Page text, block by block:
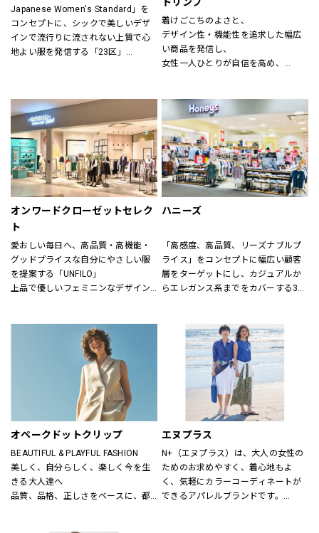
ー(NATURAL LAUNDRY)、グリン
(grin)、トリッペン（trippen）、カン
ペール（CAMPER）、ユウコイマニ
シ（yuko imanishi+）、ボンメゾン
レドラン（CLEDRAN）、アンパサン
ド（Ampersand）、ヒラメキ
（HIRAMEKI）、ビュレ
（BEAURE）、ポンタタ
（POMTATA）、カンポマッジ
（CAMPOMAGGI）、ラノジュエリー
（Lano）、コズリ（Causerie）、サ
ンリット（Sunlit）、タビトジュエリ
(Mallet)
Japanese Women's Standard」を
コンセプトに、シックで美しいデザ
インで流行りに流されない上質で心
地よい服を発信する「23区」
進化し続ける伝統を原点に、常に時
代性にマッチした「ネクスト・トラ
ッド」のライフスタイルを提案する
「J.PRESS」
公式オンラインストア「ONWARD
CROSSET」でお選びいただいた商品
を取り寄せて、店舗にてご試着、ご
購入いただける「クリック&トライ」
着けごこちのよさと、
デザイン性・機能性を追求した幅広
い商品を発信し、
女性一人ひとりが自信を高め、
オンワードクローゼットセレク
ト
愛おしい毎日へ、高品質・高機能・
グッドプライスな自分にやさしい服
を提案する「UNFILO」
上品で優しいフェミニンなデザイン
ニットだから、ひたすら心地いい靴
「steppi（ステッピ）」
公式オンラインストア「ONWARD
CROSSET」でお選びいただいた商品
を取り寄せて、店舗にてご試着、ご
購入いただける「クリック&トライ」
も対応しております。
ハニーズ
「高感度、高品質、リーズナブルプ
ライス」をコンセプトに幅広い顧客
層をターゲットにし、カジュアルか
らエレガンス系までをカバーする3ブ
り小物品まで取り揃え、ファッショ
ンをトータルで提案しています。
オペークドットクリップ
BEAUTIFUL & PLAYFUL FASHION
美しく、自分らしく、楽しく今を生
きる大人達へ
品質、品格、正しさをベースに、都
エヌプラス
N+（エヌプラス）は、大人の女性の
ためのお求めやすく、着心地もよ
く、気軽にカラーコーディネートが
できるアパレルブランドです。